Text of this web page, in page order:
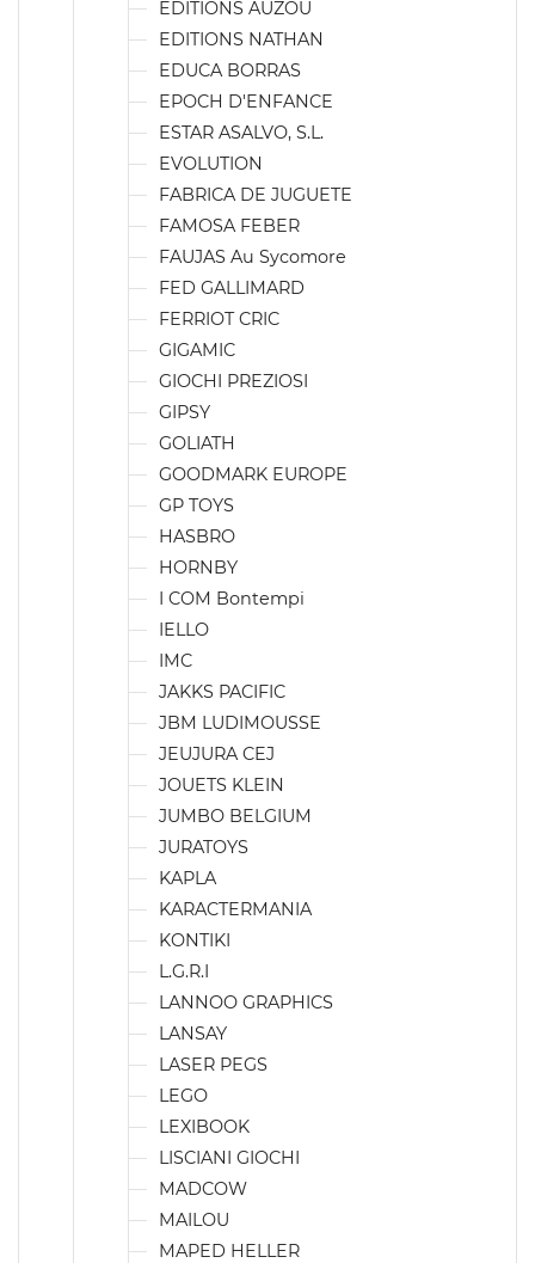
EDITIONS AUZOU
EDITIONS NATHAN
EDUCA BORRAS
EPOCH D'ENFANCE
ESTAR ASALVO, S.L.
EVOLUTION
FABRICA DE JUGUETE
FAMOSA FEBER
FAUJAS Au Sycomore
FED GALLIMARD
FERRIOT CRIC
GIGAMIC
GIOCHI PREZIOSI
GIPSY
GOLIATH
GOODMARK EUROPE
GP TOYS
HASBRO
HORNBY
I COM Bontempi
IELLO
IMC
JAKKS PACIFIC
JBM LUDIMOUSSE
JEUJURA CEJ
JOUETS KLEIN
JUMBO BELGIUM
JURATOYS
KAPLA
KARACTERMANIA
KONTIKI
L.G.R.I
LANNOO GRAPHICS
LANSAY
LASER PEGS
LEGO
LEXIBOOK
LISCIANI GIOCHI
MADCOW
MAILOU
MAPED HELLER